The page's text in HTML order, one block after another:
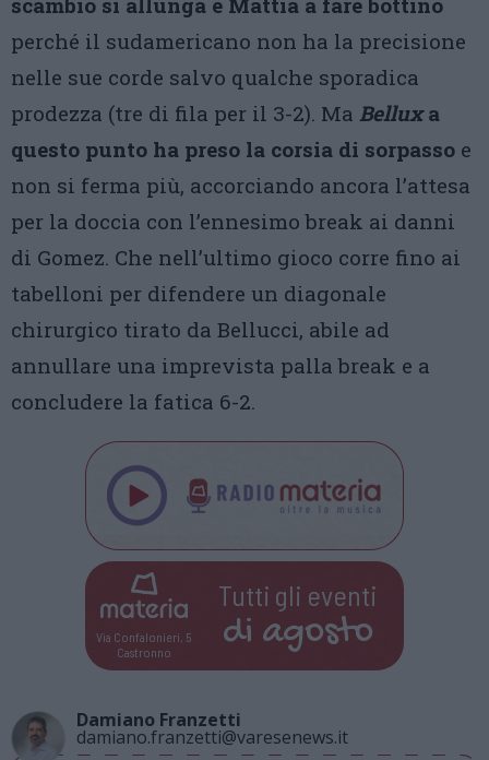
perché il sudamericano non ha la precisione
nelle sue corde salvo qualche sporadica
prodezza (tre di fila per il 3-2). Ma Belluxa
questo punto ha preso la corsia di sorpasso e
non si ferma più, accorciando ancora l’attesa
per la doccia con l’ennesimo break ai danni
di Gomez. Che nell’ultimo gioco corre fino ai
tabelloni per difendere un diagonale
chirurgico tirato da Bellucci, abile ad
annullare una imprevista palla break e a
concludere la fatica 6-2.
Via Confalonieri, 5
Castronno
Tutti gli eventi
di agosto
Damiano Franzetti
damiano.franzetti@varesenews.it